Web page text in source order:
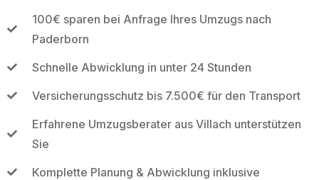
100€ sparen bei Anfrage Ihres Umzugs nach
Paderborn
Schnelle Abwicklung in unter 24 Stunden
Versicherungsschutz bis 7.500€ für den Transport
Erfahrene Umzugsberater aus Villach unterstützen
Sie
Komplette Planung & Abwicklung inklusive